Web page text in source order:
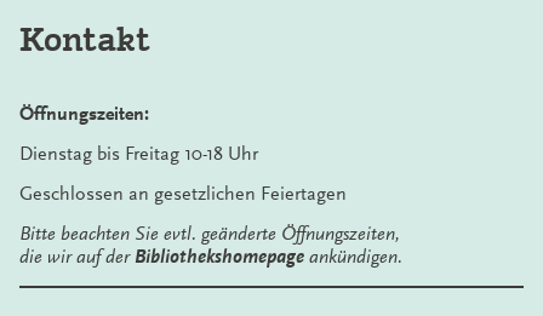
Kontakt
Öffnungszeiten:
Dienstag bis Freitag 10-18 Uhr
Geschlossen an gesetzlichen Feiertagen
Bitte beachten Sie evtl. geänderte Öffnungszeiten,
die wir auf der Bibliothekshomepage ankündigen.